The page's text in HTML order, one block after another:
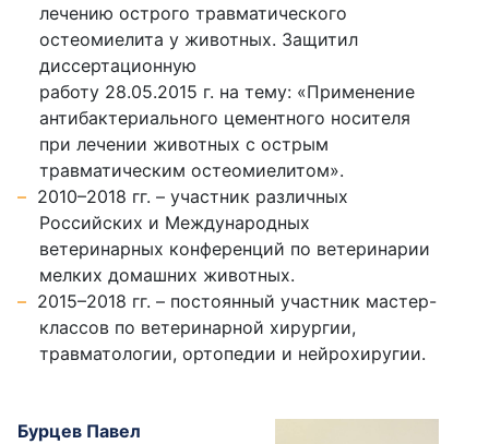
лечению острого травматического
остеомиелита у животных. Защитил
диссертационную
работу 28.05.2015 г. на тему: «Применение
антибактериального цементного носителя
при лечении животных с острым
травматическим остеомиелитом».
2010–2018 гг. – участник различных
Российских и Международных
ветеринарных конференций по ветеринарии
мелких домашних животных.
2015–2018 гг. – постоянный участник мастер-
классов по ветеринарной хирургии,
травматологии, ортопедии и нейрохиругии.
Бурцев Павел